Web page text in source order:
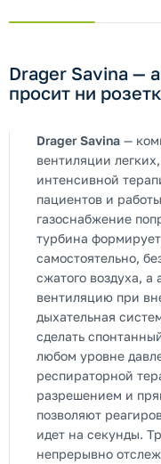
Drager Savina —
просит ни
Drager Savina —
вентиляции
интенсивной
пациентов и
газоснабжение
турбина
самостоятельно,
сжатого воздуха, а
вентиляцию при
дыхательная
сделать
любом уровне
респираторной
разрешением и
позволяют
идет на секунды.
непрерывно